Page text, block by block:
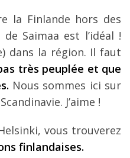
la Finlande hors des
Saimaa est l’idéal !
dans la région. Il faut
très peuplée et que
Nous sommes ici sur
J’aime !
vous trouverez
finlandaises.